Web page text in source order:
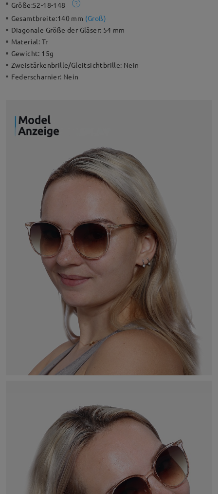
Größe:52-18-148
Gesamtbreite:140 mm (Groß)
Diagonale Größe der Gläser: 54 mm
Material: Tr
Gewicht: 15g
Zweistärkenbrille/Gleitsichtbrille: Nein
Federscharnier: Nein